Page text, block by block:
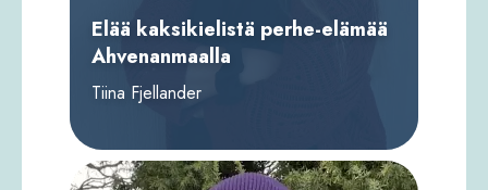
Elää kaksikielistä perhe-elämää
Ahvenanmaalla
Tiina Fjellander